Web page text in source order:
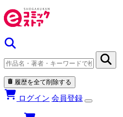
履歴を全て削除する
ログイン 会員登録